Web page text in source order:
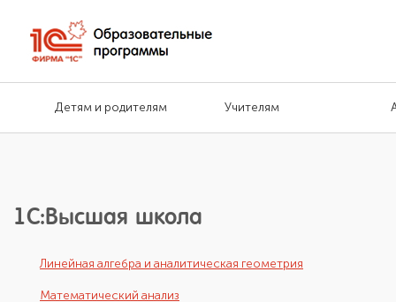
Детям и родителям Учителям
1С:Высшая школа
Линейная алгебра и аналитическая геометрия
Математический анализ